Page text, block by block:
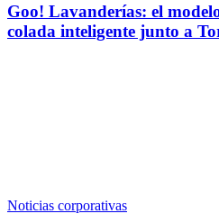
Goo! Lavanderías: el
colada inteligente junto a
Noticias corporativas